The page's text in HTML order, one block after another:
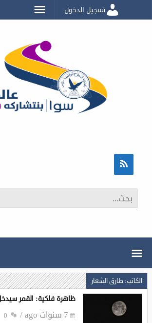
تسجيل الدخول
الكاتب: طارق الشعار
ظاهرة فلكية: القمر
7 سنوات ago 0